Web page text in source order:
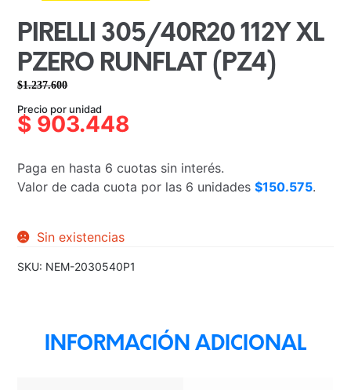
PIRELLI 305/40R20 112Y XL
PZERO RUNFLAT (PZ4)
$1.237.600
precio
original
$1.237.600.
precio
actual
$903.448.
Precio por unidad
$ 903.448
Paga en hasta 6 cuotas sin interés.
Valor de cada cuota por las 6 unidades$150.575.
Sin existencias
SKU: NEM-2030540P1
INFORMACIÓN ADICIONAL